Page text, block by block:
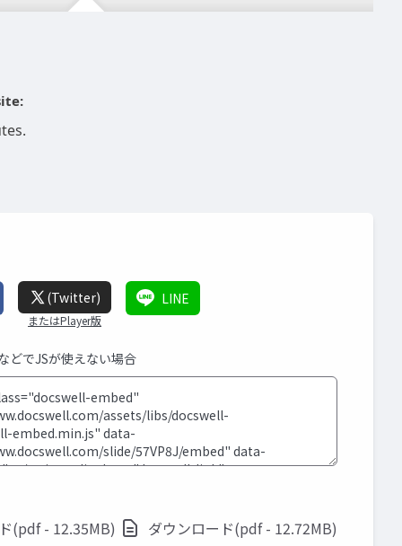
(Twitter)
またはPlayer版
LINE
どでJSが使えない場合
(pdf - 12.35MB) ダウンロード(pdf - 12.72MB)